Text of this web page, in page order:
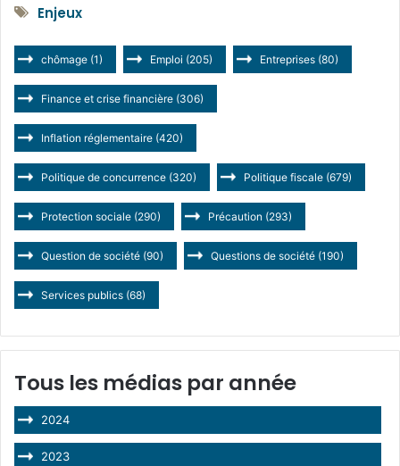
Enjeux
chômage (1) Emploi (205) Entreprises (80)
Finance et crise financière (306)
Inflation réglementaire (420)
Politique de concurrence (320) Politique fiscale (679)
Protection sociale (290) Précaution (293)
Question de société (90) Questions de société (190)
Services publics (68)
Tous les médias par année
2024
2023